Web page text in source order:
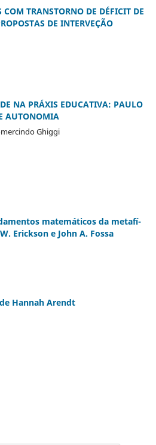
TRANSTORNO DE DÉFICIT DE
DE INTERVEÇÃO
NA PRÁXIS EDUCATIVA: PAULO
AUTONOMIA
Ghiggi
matemáticos da metafí­
Erickson e John A. Fossa
Hannah Arendt